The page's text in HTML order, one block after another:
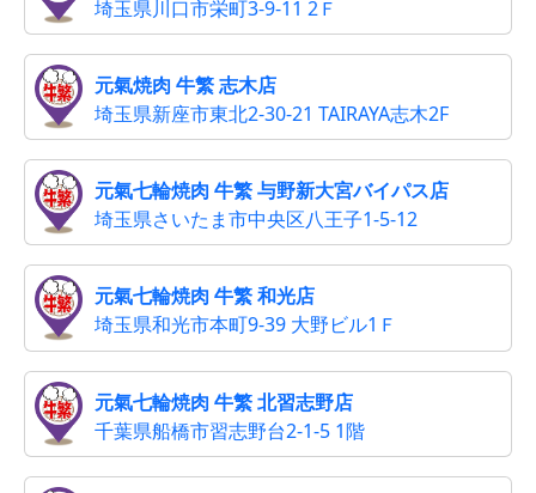
埼玉県川口市栄町3-9-11 2Ｆ
元氣焼肉 牛繁 志木店
埼玉県新座市東北2-30-21 TAIRAYA志木2F
元氣七輪焼肉 牛繁 与野新大宮バイパス店
埼玉県さいたま市中央区八王子1-5-12
元氣七輪焼肉 牛繁 和光店
埼玉県和光市本町9-39 大野ビル1Ｆ
元氣七輪焼肉 牛繁 北習志野店
千葉県船橋市習志野台2-1-5 1階